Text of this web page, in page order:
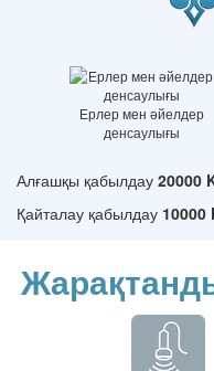
Ерлер мен әйелдер
денсаулығы
Алғашқы қабылдау 20000
Қайталау қабылдау 10000